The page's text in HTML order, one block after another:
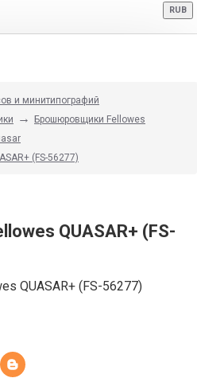
RUB
и минитипографий
Брошюровщики Fellowes
(FS-56277)
QUASAR+ (FS-